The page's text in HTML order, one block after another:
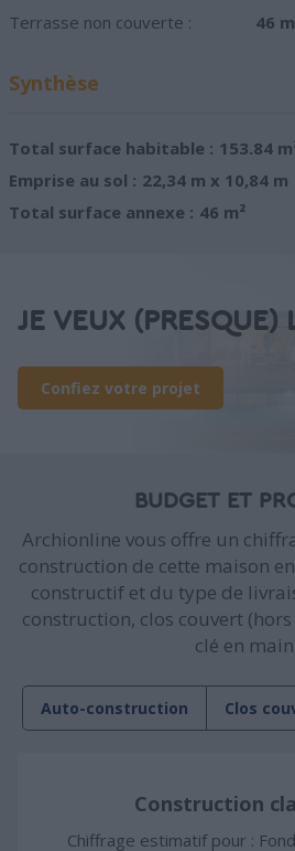
Terrasse non couverte :
46
Synthèse
Total surface habitable : 153.84
Emprise au sol : 22,34 m x 10,84 m
Total surface annexe : 46 m²
JE VEUX (PRESQUE)
Confiez votre projet
BUDGET ET
Archionline vous offre un
construction de cette maison
constructif et du type de
construction, clos couvert
clé en
Auto-construction Clos
Construction
Chiffrage estimatif pour :